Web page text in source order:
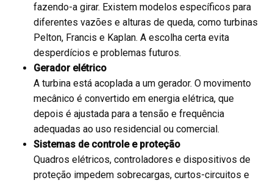
fazendo-a girar. Existem modelos específicos para
diferentes vazões e alturas de queda, como turbinas
Pelton, Francis e Kaplan. A escolha certa evita
desperdícios e problemas futuros.
Gerador elétrico
A turbina está acoplada a um gerador. O movimento
mecânico é convertido em energia elétrica, que
depois é ajustada para a tensão e frequência
adequadas ao uso residencial ou comercial.
Sistemas de controle e proteção
Quadros elétricos, controladores e dispositivos de
proteção impedem sobrecargas, curtos-circuitos e